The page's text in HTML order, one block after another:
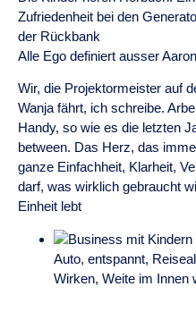
Zufriedenheit bei den
der Rückbank
Alle Ego definiert ausser
Wir, die Projektormeister auf
Wanja fährt, ich schreibe.
Handy, so wie es die letzten
between. Das Herz, das
ganze Einfachheit, Klarheit,
darf, was wirklich gebraucht
Einheit lebt